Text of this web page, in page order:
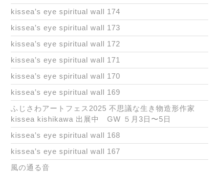
kissea’s eye spiritual wall 174
kissea’s eye spiritual wall 173
kissea’s eye spiritual wall 172
kissea’s eye spiritual wall 171
kissea’s eye spiritual wall 170
kissea’s eye spiritual wall 169
ふじさわアートフェス2025 不思議な生き物造形作家
kissea kishikawa 出展中 GW ５月3日〜5日
kissea’s eye spiritual wall 168
kissea’s eye spiritual wall 167
風の通る音